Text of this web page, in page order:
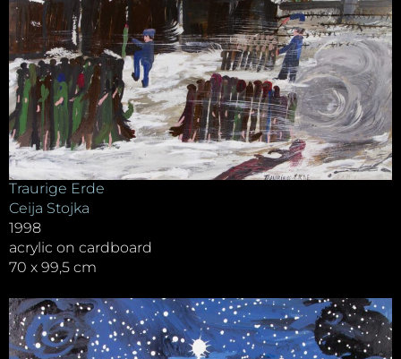
Traurige Erde
Ceija Stojka
1998
acrylic on cardboard
70 x 99,5 cm